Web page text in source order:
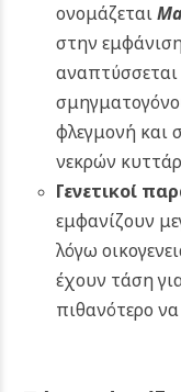
ονομάζεται
στην
φλεγμονή και
νεκρών
Γενετικοί
εμφανίζουν
λόγω
έχουν τάση
πιθανότερο